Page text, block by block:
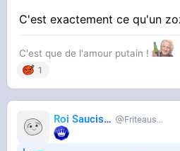
C'est exactement ce qu'un
C'est que de l'amour putain !
1
Roi Saucisse Friteausucre